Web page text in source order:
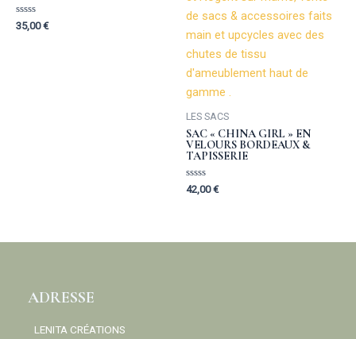
Rated
0
35,00€
LES SACS
SAC « CHINA GIRL » EN
VELOURS BORDEAUX &
TAPISSERIE
Rated
0
42,00€
ADRESSE
LENITA CRÉATIONS